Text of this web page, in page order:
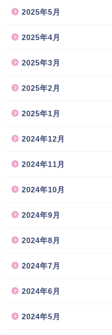
2025年5月
2025年4月
2025年3月
2025年2月
2025年1月
2024年12月
2024年11月
2024年10月
2024年9月
2024年8月
2024年7月
2024年6月
2024年5月